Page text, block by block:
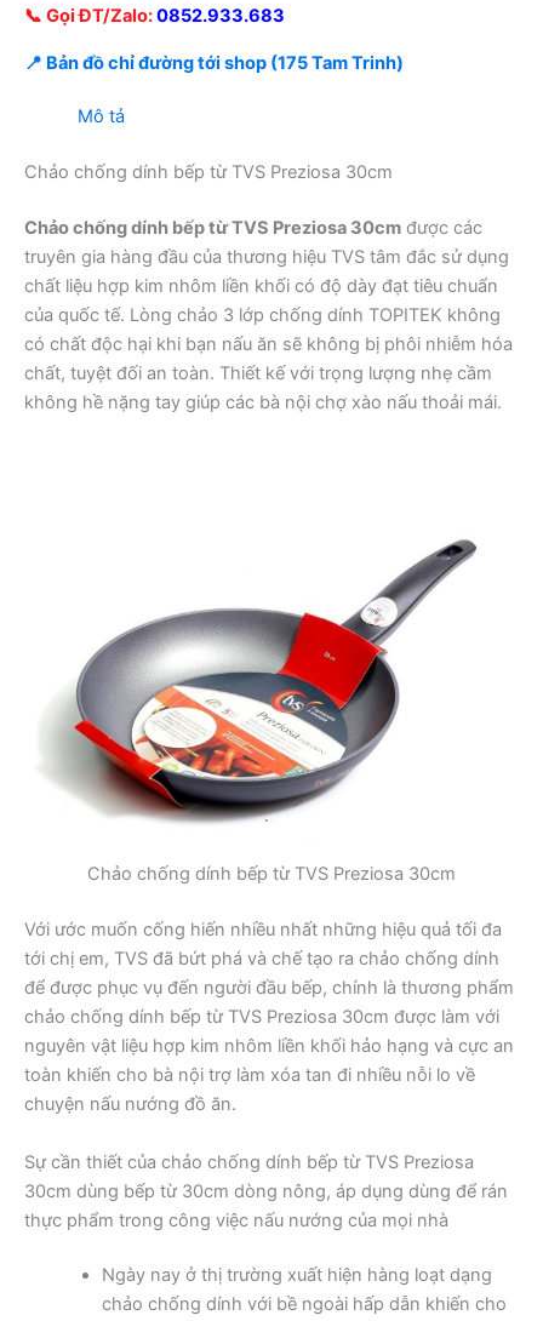
📞 Gọi ĐT/Zalo:0852.933.683
📍 Bản đồ chỉ đường tới shop (175 Tam Trinh)
Mô tả
Chảo chống dính bếp từ TVS Preziosa 30cm
Chảo chống dính bếp từ TVS Preziosa 30cm được các
truyên gia hàng đầu của thương hiệu TVS tâm đắc sử dụng
chất liệu hợp kim nhôm liền khối có độ dày đạt tiêu chuẩn
của quốc tế. Lòng chảo 3 lớp chống dính TOPITEK không
có chất độc hại khi bạn nấu ăn sẽ không bị phôi nhiễm hóa
chất, tuyệt đối an toàn. Thiết kế với trọng lượng nhẹ cầm
không hề nặng tay giúp các bà nội chợ xào nấu thoải mái.
Chảo chống dính bếp từ TVS Preziosa 30cm
Với ước muốn cống hiến nhiều nhất những hiệu quả tối đa
tới chị em, TVS đã bứt phá và chế tạo ra chảo chống dính
để được phục vụ đến người đầu bếp, chính là thương phẩm
chảo chống dính bếp từ TVS Preziosa 30cm được làm với
nguyên vật liệu hợp kim nhôm liền khối hảo hạng và cực an
toàn khiến cho bà nội trợ làm xóa tan đi nhiều nỗi lo về
chuyện nấu nướng đồ ăn.
Sự cần thiết của chảo chống dính bếp từ TVS Preziosa
30cm dùng bếp từ 30cm dòng nông, áp dụng dùng để rán
thực phẩm trong công việc nấu nướng của mọi nhà
Ngày nay ở thị trường xuất hiện hàng loạt dạng
chảo chống dính với bề ngoài hấp dẫn khiến cho